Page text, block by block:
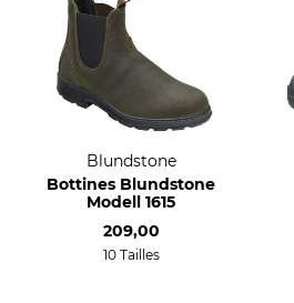
Blundstone
Bottines Blundstone
Modell 1615
209,00
10 Tailles